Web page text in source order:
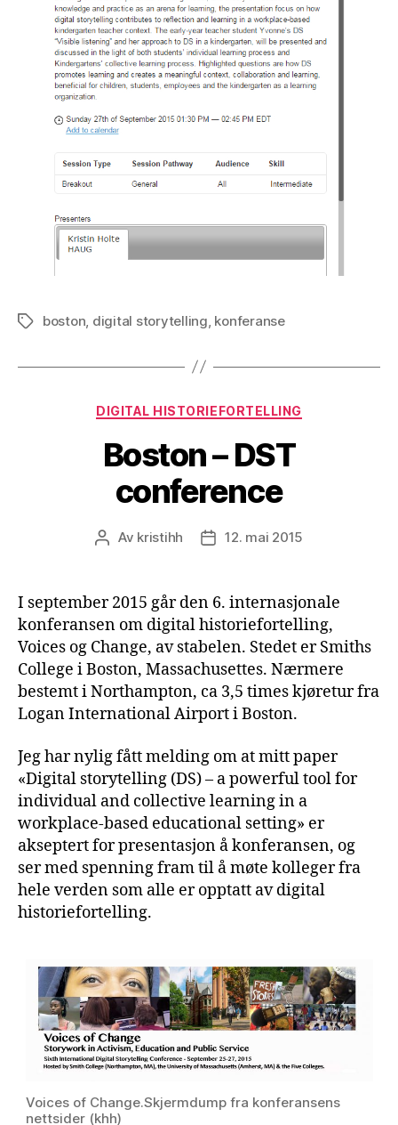
Stikkord
boston, digital storytelling, konferanse
Kategorier
DIGITAL HISTORIEFORTELLING
Boston – DST
conference
Innleggsforfatter
Av kristihh Publiseringsdato
12. mai 2015
I september 2015 går den 6. internasjonale
konferansen om digital historiefortelling,
Voices og Change, av stabelen. Stedet er Smiths
College i Boston, Massachusettes. Nærmere
bestemt i Northampton, ca 3,5 times kjøretur fra
Logan International Airport i Boston.
Jeg har nylig fått melding om at mitt paper
«Digital storytelling (DS) – a powerful tool for
individual and collective learning in a
workplace-based educational setting» er
akseptert for presentasjon å konferansen, og
ser med spenning fram til å møte kolleger fra
hele verden som alle er opptatt av digital
historiefortelling.
Voices of Change.Skjermdump fra konferansens
nettsider (khh)